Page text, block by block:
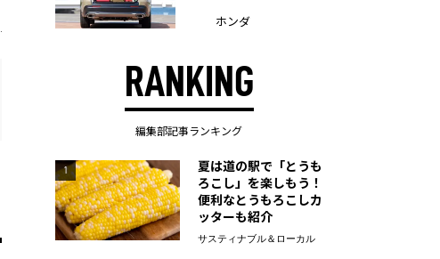
ホンダ
RANKING
編集部記事ランキング
1
夏は道の駅で「とうも
ろこし」を楽しもう！
便利なとうもろこしカ
ッターも紹介
サスティナブル＆ローカル